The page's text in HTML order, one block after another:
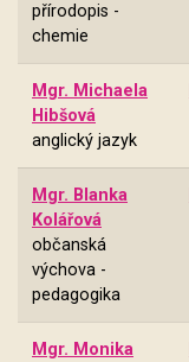
přírodopis -
chemie
Mgr. Michaela
Hibšová
anglický jazyk
Mgr. Blanka
Kolářová
občanská
výchova -
pedagogika
Mgr. Monika